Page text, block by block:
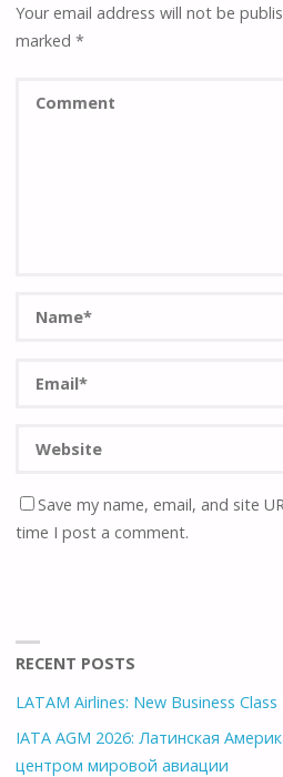
Your email address will not be
marked*
Save my name, email, and site
time I post a comment.
RECENT POSTS
LATAM Airlines: New Business Class
IATA AGM 2026: Латинская
центром мировой авиации